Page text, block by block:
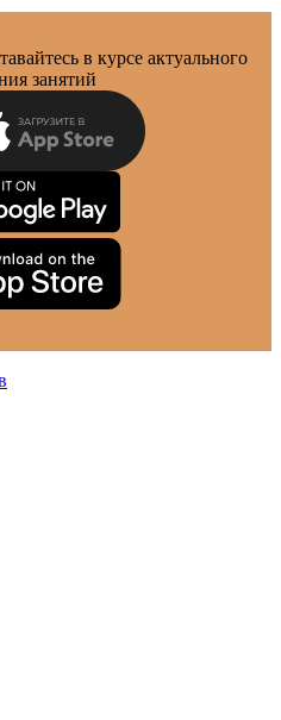
в курсе актуального
занятий